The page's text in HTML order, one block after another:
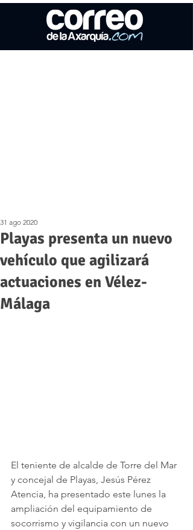
Playas presenta un nuevo
vehículo que agilizará
actuaciones en Vélez-
Málaga
31 ago 2020
El teniente de alcalde de Torre del Mar
y concejal de Playas, Jesús Pérez
Atencia, ha presentado este lunes la
ampliación del equipamiento de
socorrismo y vigilancia con un nuevo